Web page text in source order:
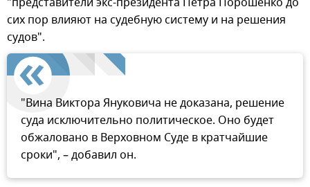
сих пор влияют на судебную систему и на решения
судов".
"Вина Виктора Януковича не доказана, решение
суда исключительно политическое. Оно будет
обжаловано в Верховном Суде в кратчайшие
сроки", – добавил он.